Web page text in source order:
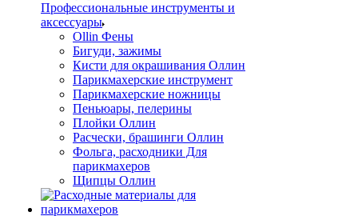
Профессиональные инструменты и
аксессуары
Ollin Фены
Бигуди, зажимы
Кисти для окрашивания Оллин
Парикмахерские инструмент
Парикмахерские ножницы
Пеньюары, пелерины
Плойки Оллин
Расчески, брашинги Оллин
Фольга, расходники Для
парикмахеров
Щипцы Оллин